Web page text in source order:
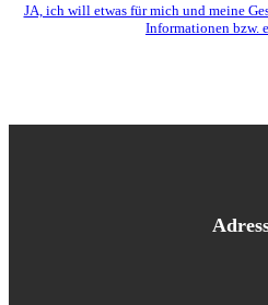
JA, ich will etwas für mich und meine
Informationen bzw.